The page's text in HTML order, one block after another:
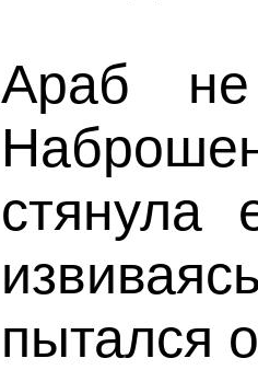
Араб не
стянула
пытался